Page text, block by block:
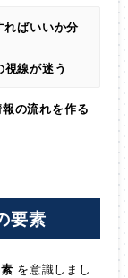
ればいいか分
線が迷う
の流れを作る
要素
を意識しまし